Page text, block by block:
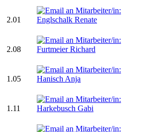
2.01
2.08
1.05
1.11